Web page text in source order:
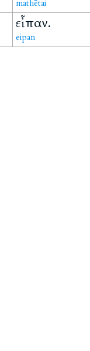
mathētai
εἶπαν.
eipan